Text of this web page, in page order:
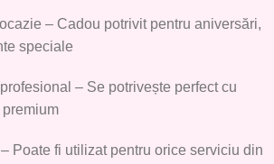
– Cadou potrivit pentru aniversări,
speciale
– Se potrivește perfect cu
– Poate fi utilizat pentru orice serviciu din